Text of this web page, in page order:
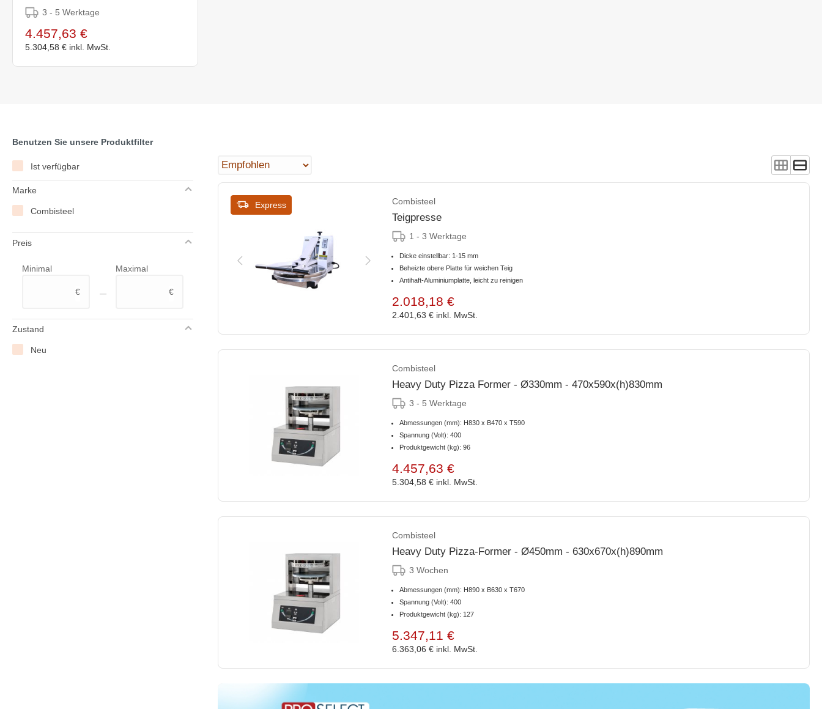
3 - 5 Werktage
4.457,63 €
5.304,58 € inkl. MwSt.
Benutzen Sie unsere Produktfilter
Ist verfügbar
Marke
Combisteel
Preis
Minimal
€ –
Maximal
€
Zustand
Neu
Express Combisteel
Teigpresse
1 - 3 Werktage
Dicke einstellbar: 1-15 mm
Beheizte obere Platte für weichen Teig
Antihaft-Aluminiumplatte, leicht zu reinigen
2.018,18 €
2.401,63 € inkl. MwSt.
Combisteel
Heavy Duty Pizza Former - Ø330mm - 470x590x(h)830mm
3 - 5 Werktage
Abmessungen (mm): H830 x B470 x T590
Spannung (Volt): 400
Produktgewicht (kg): 96
4.457,63 €
5.304,58 € inkl. MwSt.
Combisteel
Heavy Duty Pizza-Former - Ø450mm - 630x670x(h)890mm
3 Wochen
Abmessungen (mm): H890 x B630 x T670
Spannung (Volt): 400
Produktgewicht (kg): 127
5.347,11 €
6.363,06 € inkl. MwSt.